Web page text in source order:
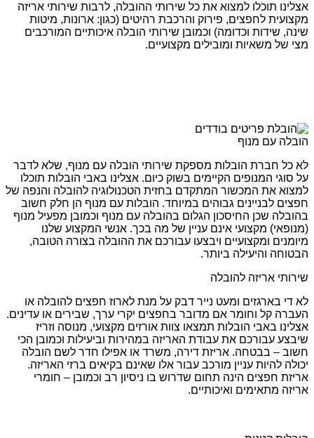
אצלינו תוכלו למצוא את כל שירותי ההובלה, לרבות שירותי אריזה
מקצועית לחפצים, פירוק והרכבת רהיטים (כגון: ארונות, מיטות
שינה, שידות וכדומה) וכמובן שירותי הובלה איכותיים המורכבים
מצי של משאיות ומובילים מקצועיים.
הובלה עם מנוף
לא כל חברת הובלות מספקת שירותי הובלה עם מנוף, שלא לדבר
על סוגי המנופים הקיימים בשוק כיום. אצלינו באבי הובלות תוכלו
למצוא את המכשור המתקדם בחזית הטכנולוגיה להובלה והנפה של
חפצים לבניינים גבוהים במיוחד. הובלות עם מנוף הן חלק חשוב
בהובלה שכן החיסכון הגלום בהובלה עם מנוף וכמובן מפעיל מנוף
(מנופאי) מקצועי אינם עניין של מה בכך. אנשי המקצוע שלנו
מיומנים ומקצועיים ויבצעו עבורכם את ההובלה בצורה הטובה,
הבטוחה והיעילה ביותר.
שירותי אריזה להובלה
לא די בארגזים ומעט נייר דבק על מנת לארוז חפצים להובלה או
העברה קל וחומר אם מדובר בחפצים יקרי ערך, שבירים או עדינים.
אצלינו באבי הובלות תמצאו צוות אורזים מקצועי, מנוסה וזריז
שיבצע עבורכם את עבודת האריזה במהירות וביעילות וכמובן הכי
חשוב – בבטחה. אריזת דירה, משרד או אפילו חדר לשם הובלה
יכולה להיות עניין מורכב עבור אלו שאינם בקיאים ברזי האריזה.
אריזת חפצים הינה תחום שדרוש בו ניסיון רב וכמובן – חומרי
אריזה מתאימים ואיכותיים.